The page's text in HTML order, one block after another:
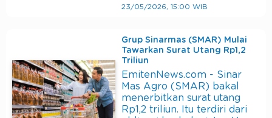
23/05/2026, 15:00 WIB
Grup Sinarmas (SMAR) Mulai
Tawarkan Surat Utang Rp1,2
Triliun
EmitenNews.com - Sinar
Mas Agro (SMAR) bakal
menerbitkan surat utang
Rp1,2 triliun. Itu terdiri dari